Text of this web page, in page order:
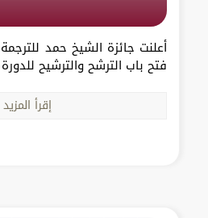
أعلنت جائزة الشيخ حمد
فتح باب الترشح والترشيح
إقرأ المزيد